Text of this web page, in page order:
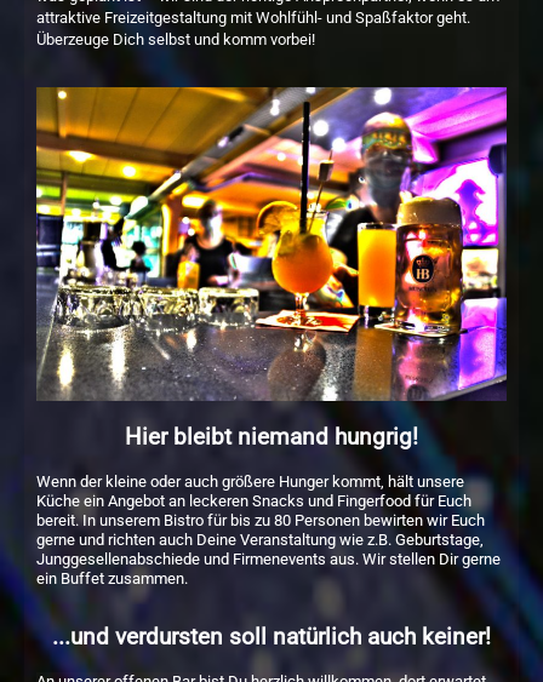
attraktive Freizeitgestaltung mit Wohlfühl- und Spaßfaktor geht.
Überzeuge Dich selbst und komm vorbei!
Hier bleibt niemand hungrig!
Wenn der kleine oder auch größere Hunger kommt, hält unsere
Küche ein Angebot an leckeren Snacks und Fingerfood für Euch
bereit. In unserem Bistro für bis zu 80 Personen bewirten wir Euch
gerne und richten auch Deine Veranstaltung wie z.B. Geburtstage,
Junggesellenabschiede und Firmenevents aus. Wir stellen Dir gerne
ein Buffet zusammen.
...und verdursten soll natürlich auch keiner!